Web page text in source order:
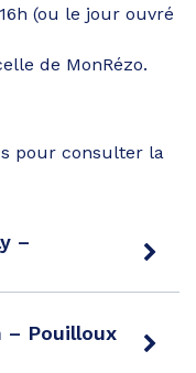
(ou le jour ouvré
de MonRézo.
pour consulter la
–
– Pouilloux